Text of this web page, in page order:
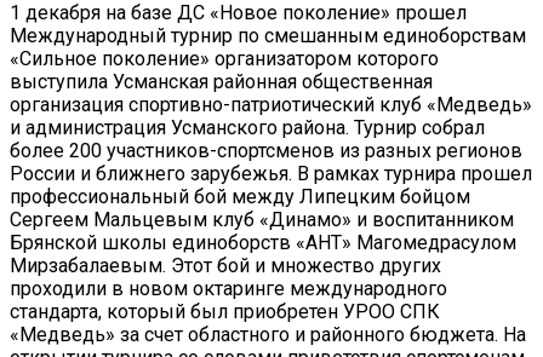
1 декабря на базе ДС «Новое поколение» прошел
Международный турнир по смешанным единоборствам
«Сильное поколение» организатором которого
выступила Усманская районная общественная
организация спортивно-патриотический клуб «Медведь»
и администрация Усманского района. Турнир собрал
более 200 участников-спортсменов из разных регионов
России и ближнего зарубежья. В рамках турнира прошел
профессиональный бой между Липецким бойцом
Сергеем Мальцевым клуб «Динамо» и воспитанником
Брянской школы единоборств «АНТ» Магомедрасулом
Мирзабалаевым. Этот бой и множество других
проходили в новом октаринге международного
стандарта, который был приобретен УРОО СПК
«Медведь» за счет областного и районного бюджета. На